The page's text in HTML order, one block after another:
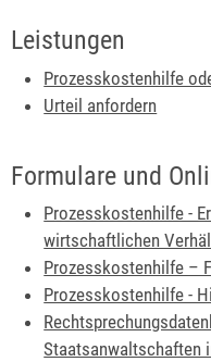
Leistungen
Prozesskostenhilfe
Urteil anfordern
Formulare und
Prozesskostenhilfe -
wirtschaftlichen
Prozesskosten­hilfe –
Prozesskostenhilfe -
Staatsanwaltschaften